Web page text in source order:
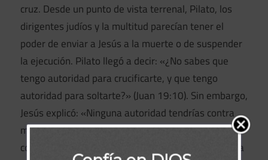
cruz. Desde un punto de vista terrenal, Pilato, los
dirigentes judíos y la multitud parecían tener el
poder de enviar a Jesús a la muerte o de suspender
la ejecución. Pilato llegó a decir: «¿No sabes que
tengo autoridad para crucificarte, y que tengo
autoridad para soltarte?» (Juan 19:10). Sin embargo,
Jesús explicó: «Ninguna autoridad tendrías contra
mí, si no te fuese dada de arriba» (v. 11). Y
comprendemos que Dios autorizó la crucifixión para